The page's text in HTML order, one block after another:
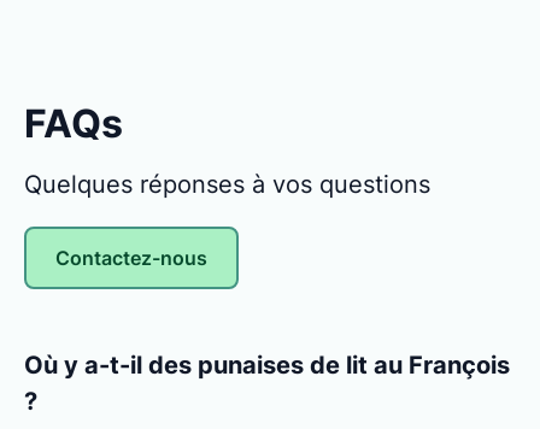
FAQs
Quelques réponses à vos questions
Contactez-nous
Où y a-t-il des punaises de lit au François
?